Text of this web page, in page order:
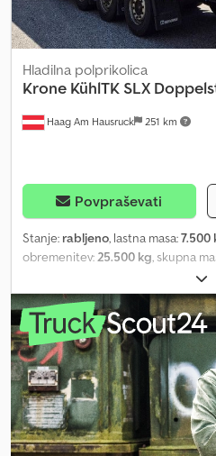
Haag Am Hausruck 251 km
Hladilna polprikolica
Krone KühlTK SLX
Povpraševati
Stanje: rabljeno, lastna masa:7.500
obremenitev:25.500 kg, skupna
06/2016
razdalja:1.350 mm, barva:bela,
prenosa: mehanski , Oprema:ABS,
skupna masa: 33000 kg, zračna
zavorni sistem EBS, osi SAF,
SLXe400, nova, z odobritvijo TUV!
V 2648 mm, prostor za 15751 palet.
7094 ur, delovni čas na omrežni
sten: 50 mm. Ponudba ni
spremembe in prodaje. Slika je